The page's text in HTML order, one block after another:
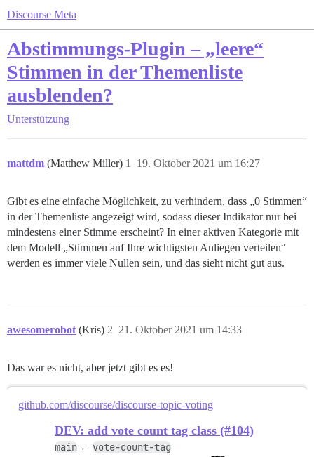
Discourse Meta
Abstimmungs-Plugin – „leere“
Stimmen in der Themenliste
ausblenden?
Unterstützung
mattdm (Matthew Miller) 19. Oktober 2021 um 16:27
1
Gibt es eine einfache Möglichkeit, zu verhindern, dass „0 Stimmen“
in der Themenliste angezeigt wird, sodass dieser Indikator nur bei
mindestens einer Stimme erscheint? In einer aktiven Kategorie mit
dem Modell „Stimmen auf Ihre wichtigsten Anliegen verteilen“
werden es immer viele Nullen sein, und das sieht nicht gut aus.
awesomerobot (Kris) 21. Oktober 2021 um 14:33
2
Das war es nicht, aber jetzt gibt es es!
github.com/discourse/discourse-topic-voting
DEV: add vote count tag class (#104)
main ← vote-count-tag